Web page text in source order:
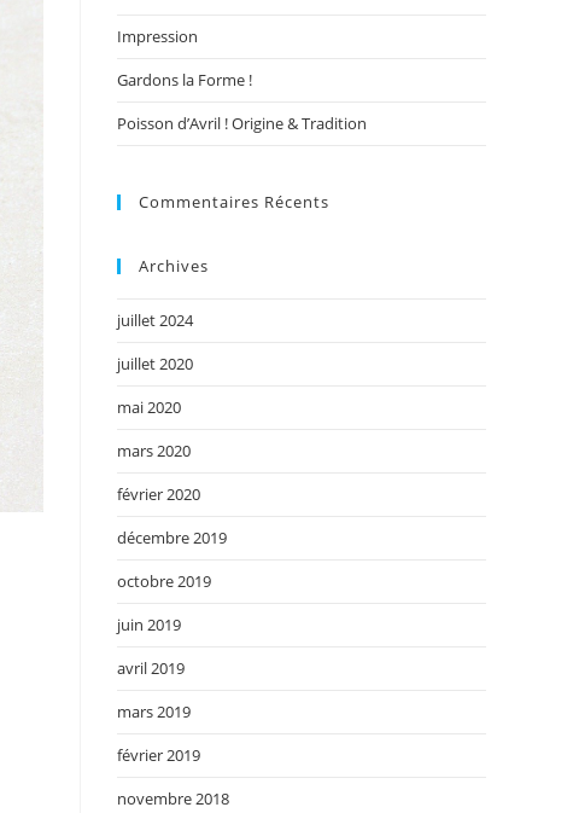
Impression
Gardons la Forme !
Poisson d’Avril ! Origine & Tradition
Commentaires Récents
Archives
juillet 2024
juillet 2020
mai 2020
mars 2020
février 2020
décembre 2019
octobre 2019
juin 2019
avril 2019
mars 2019
février 2019
novembre 2018